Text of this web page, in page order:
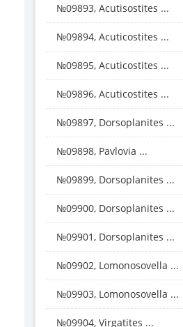
№09893, Acutisostites ...
№09894, Acuticostites ...
№09895, Acuticostites ...
№09896, Acuticostites ...
№09897, Dorsoplanites ...
№09898, Pavlovia ...
№09899, Dorsoplanites ...
№09900, Dorsoplanites ...
№09901, Dorsoplanites ...
№09902, Lomonosovella ...
№09903, Lomonosovella ...
№09904, Virgatites ...